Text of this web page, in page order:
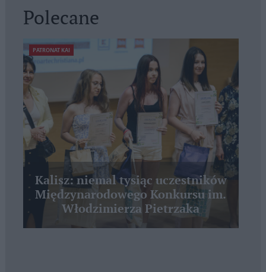
Polecane
PATRONAT KAI
Kalisz: niemal tysiąc uczestników
Międzynarodowego Konkursu im.
Włodzimierza Pietrzaka